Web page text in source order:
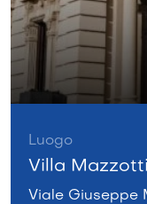
Luogo
Villa Mazzotti
Viale Giuseppe